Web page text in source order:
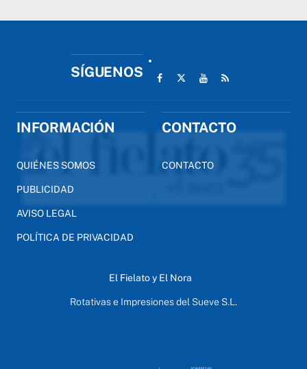
SÍGUENOS
INFORMACIÓN
QUIÉNES SOMOS
PUBLICIDAD
AVISO LEGAL
POLÍTICA DE PRIVACIDAD
CONTACTO
CONTACTO
El Fielato y El Nora
Rotativas e Impresiones del Sueve S.L.